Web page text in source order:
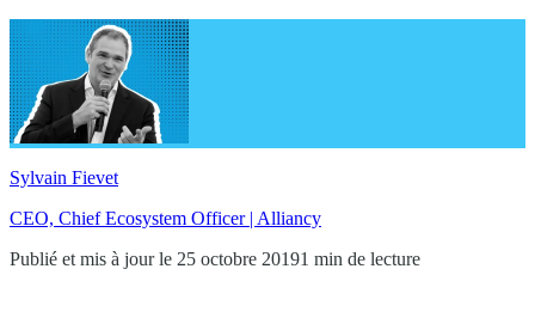
Sylvain Fievet
CEO, Chief Ecosystem Officer | Alliancy
Publié et mis à jour le 25 octobre 20191 min de lecture